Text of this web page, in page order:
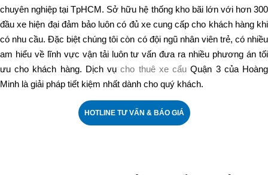
chuyên nghiệp tại TpHCM. Sở hữu hệ thống kho bãi lớn với hơn 300
đầu xe hiện đại đảm bảo luôn có đủ xe cung cấp cho khách hàng khi
có nhu cầu. Đặc biệt chúng tôi còn có đội ngũ nhân viên trẻ, có nhiều
am hiểu về lĩnh vực vận tải luôn tư vấn đưa ra nhiều phương án tối
ưu cho khách hàng. Dịch vụcho thuê xe cẩu Quận 3 của Hoàng
Minh là giải pháp tiết kiệm nhất dành cho quý khách.
HOTLINE TƯ VẤN & BÁO GIÁ